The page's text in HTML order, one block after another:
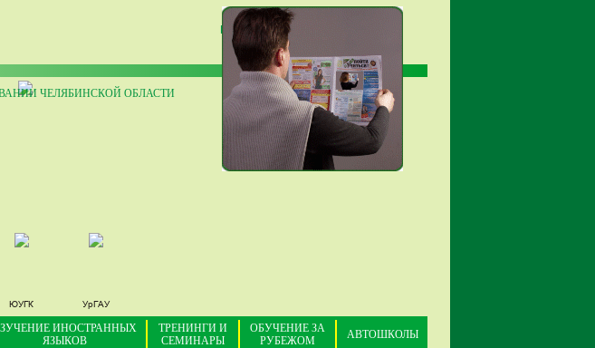
ПОИСК
ЧЕЛЯБИНСКОЙ ОБЛАСТИ
ЮУГК УрГАУ
ИНОСТРАННЫХ
ЯЗЫКОВ
ТРЕНИНГИ И
СЕМИНАРЫ
ОБУЧЕНИЕ ЗА
РУБЕЖОМ
АВТОШКОЛЫ